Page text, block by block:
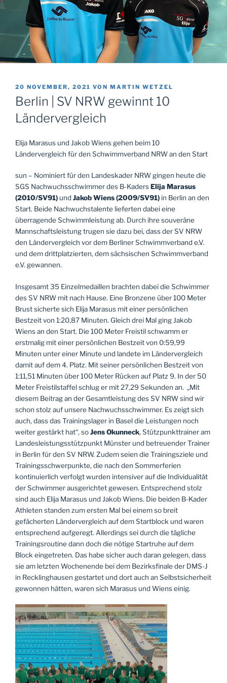
VERÖFFENTLICHT
AM
20 NOVEMBER, 2021 VON MARTIN WETZEL
Berlin | SV NRW gewinnt 10
Ländervergleich
Elija Marasus und Jakob Wiens gehen beim 10
Ländervergleich für den Schwimmverband NRW an den Start
sun – Nominiert für den Landeskader NRW gingen heute die
SGS Nachwuchsschwimmer des B-KadersElija Marasus
(2010/SV91) und Jakob Wiens (2009/SV91) in Berlin an den
Start. Beide Nachwuchstalente lieferten dabei eine
überragende Schwimmleistung ab. Durch ihre souveräne
Mannschaftsleistung trugen sie dazu bei, dass der SV NRW
den Ländervergleich vor dem Berliner Schwimmverband e.V.
und dem drittplatzierten, dem sächsischen Schwimmverband
e.V. gewannen.
Insgesamt 35 Einzelmedaillen brachten dabei die Schwimmer
des SV NRW mit nach Hause. Eine Bronzene über 100 Meter
Brust sicherte sich Elija Marasus mit einer persönlichen
Bestzeit von 1:20,87 Minuten. Gleich drei Mal ging Jakob
Wiens an den Start. Die 100 Meter Freistil schwamm er
erstmalig mit einer persönlichen Bestzeit von 0:59,99
Minuten unter einer Minute und landete im Ländervergleich
damit auf dem 4. Platz. Mit seiner persönlichen Bestzeit von
1:11,51 Minuten über 100 Meter Rücken auf Platz 9. In der 50
Meter Freistilstaffel schlug er mit 27,29 Sekunden an. „Mit
diesem Beitrag an der Gesamtleistung des SV NRW sind wir
schon stolz auf unsere Nachwuchsschwimmer. Es zeigt sich
auch, dass das Trainingslager in Basel die Leistungen noch
weiter gestärkt hat“, soJens Okunneck, Stützpunkttrainer am
Landesleistungsstützpunkt Münster und betreuender Trainer
in Berlin für den SV NRW. Zudem seien die Trainingsziele und
Trainingsschwerpunkte, die nach den Sommerferien
kontinuierlich verfolgt wurden intensiver auf die Individualität
der Schwimmer ausgerichtet gewesen. Entsprechend stolz
sind auch Elija Marasus und Jakob Wiens. Die beiden B-Kader
Athleten standen zum ersten Mal bei einem so breit
gefächerten Ländervergleich auf dem Startblock und waren
entsprechend aufgeregt. Allerdings sei durch die tägliche
Trainingsroutine dann doch die nötige Startruhe auf dem
Block eingetreten. Das habe sicher auch daran gelegen, dass
sie am letzten Wochenende bei dem Bezirksfinale der DMS-J
in Recklinghausen gestartet und dort auch an Selbstsicherheit
gewonnen hätten, waren sich Marasus und Wiens einig.